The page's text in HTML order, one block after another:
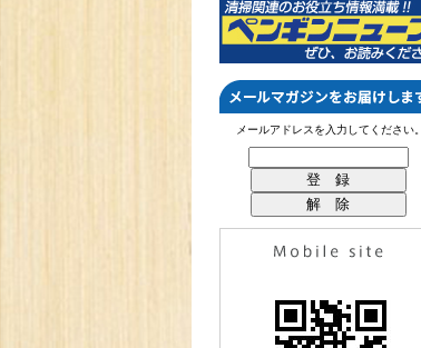
メールアドレスを入力してください。